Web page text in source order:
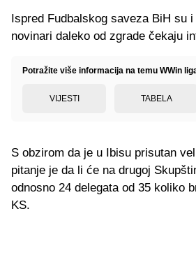
Ispred Fudbalskog saveza BiH su
novinari daleko od zgrade čekaju
Potražite više informacija na temu WWin
VIJESTI TABELA
S obzirom da je u Ibisu prisutan
pitanje je da li će na drugoj
odnosno 24 delegata od 35 koliko
KS.